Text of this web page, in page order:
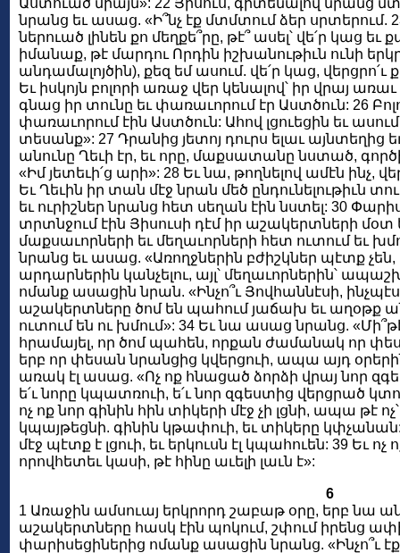
Աստուած միայն»: 22 Յիսուս, գիտենալով
նրանց եւ ասաց. «Ի՞նչ էք մտմտում ձեր սրտերում.
ներուած լինեն քո մեղքե՞րը, թէ՞ ասել՝ վե՛ր կաց եւ
իմանաք, թէ մարդու Որդին իշխանութիւն ունի
անդամալոյծին), քեզ եմ ասում. վե՛ր կաց, վերցրո՛ւ
Եւ իսկոյն բոլորի առաջ վեր կենալով՝ իր վրայ
գնաց իր տունը եւ փառաւորում էր Աստծուն: 26
փառաւորում էին Աստծուն: Ահով լցուեցին եւ
տեսանք»: 27 Դրանից յետոյ դուրս ելաւ այնտեղից
անունը Ղեւի էր, եւ որը, մաքսատանը նստած,
«Իմ յետեւի՛ց արի»: 28 Եւ նա, թողնելով ամէն ինչ,
Եւ Ղեւին իր տան մէջ նրան մեծ ընդունելութիւն
եւ ուրիշներ նրանց հետ սեղան էին նստել: 30
տրտնջում էին Յիսուսի դէմ իր աշակերտների մօտ
մաքսաւորների եւ մեղաւորների հետ ուտում եւ
նրանց եւ ասաց. «Առողջներին բժիշկներ պէտք չեն,
արդարներին կանչելու, այլ՝ մեղաւորներին՝
ոմանք ասացին նրան. «Ինչո՞ւ Յովհաննէսի,
աշակերտները ծոմ են պահում յաճախ եւ աղօթք
ուտում են ու խմում»: 34 Եւ նա ասաց նրանց.
հրամայել, որ ծոմ պահեն, որքան ժամանակ որ
երբ որ փեսան նրանցից կվերցուի, ապա այդ
առակ էլ ասաց. «Ոչ ոք հնացած ձորձի վրայ նոր
ե՛ւ նորը կպատռուի, ե՛ւ նոր զգեստից վերցրած
ոչ ոք նոր գինին հին տիկերի մէջ չի լցնի, ապա թէ
կպայթեցնի. գինին կթափուի, եւ տիկերը կփչանան:
մէջ պէտք է լցուի, եւ երկուսն էլ կպահուեն: 39 Եւ ոչ
որովհետեւ կասի, թէ հինը աւելի լաւն է»:
6
1 Առաջին ամսուայ երկրորդ շաբաթ օրը, երբ նա
աշակերտները հասկ էին պոկում, շփում իրենց ափի
փարիսեցիներից ոմանք ասացին նրանց. «Ինչո՞ւ էք